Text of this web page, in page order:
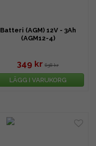
Batteri (AGM) 12V - 3Ah
(AGM12-4)
349 kr 638 kr
LÄGG I VARUKORG